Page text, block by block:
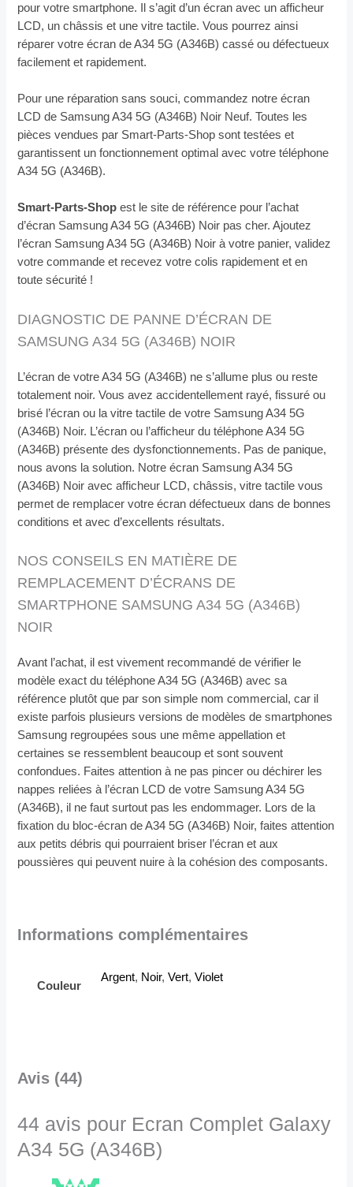
pour votre smartphone. Il s’agit d’un écran avec un afficheur
LCD, un châssis et une vitre tactile. Vous pourrez ainsi
réparer votre écran de A34 5G (A346B) cassé ou défectueux
facilement et rapidement.
Pour une réparation sans souci, commandez notre écran
LCD de Samsung A34 5G (A346B) Noir Neuf. Toutes les
pièces vendues par Smart-Parts-Shop sont testées et
garantissent un fonctionnement optimal avec votre téléphone
A34 5G (A346B).
Smart-Parts-Shop est le site de référence pour l’achat
d’écran Samsung A34 5G (A346B) Noir pas cher. Ajoutez
l’écran Samsung A34 5G (A346B) Noir à votre panier, validez
votre commande et recevez votre colis rapidement et en
toute sécurité !
DIAGNOSTIC DE PANNE D’ÉCRAN DE
SAMSUNG A34 5G (A346B) NOIR
L’écran de votre A34 5G (A346B) ne s’allume plus ou reste
totalement noir. Vous avez accidentellement rayé, fissuré ou
brisé l’écran ou la vitre tactile de votre Samsung A34 5G
(A346B) Noir. L’écran ou l’afficheur du téléphone A34 5G
(A346B) présente des dysfonctionnements. Pas de panique,
nous avons la solution. Notre écran Samsung A34 5G
(A346B) Noir avec afficheur LCD, châssis, vitre tactile vous
permet de remplacer votre écran défectueux dans de bonnes
conditions et avec d’excellents résultats.
NOS CONSEILS EN MATIÈRE DE
REMPLACEMENT D’ÉCRANS DE
SMARTPHONE SAMSUNG A34 5G (A346B)
NOIR
Avant l’achat, il est vivement recommandé de vérifier le
modèle exact du téléphone A34 5G (A346B) avec sa
référence plutôt que par son simple nom commercial, car il
existe parfois plusieurs versions de modèles de smartphones
Samsung regroupées sous une même appellation et
certaines se ressemblent beaucoup et sont souvent
confondues. Faites attention à ne pas pincer ou déchirer les
nappes reliées à l’écran LCD de votre Samsung A34 5G
(A346B), il ne faut surtout pas les endommager. Lors de la
fixation du bloc-écran de A34 5G (A346B) Noir, faites attention
aux petits débris qui pourraient briser l’écran et aux
poussières qui peuvent nuire à la cohésion des composants.
Informations complémentaires
Couleur
Argent, Noir,Vert,Violet
Avis (44)
44 avis pour Ecran Complet Galaxy
A34 5G (A346B)